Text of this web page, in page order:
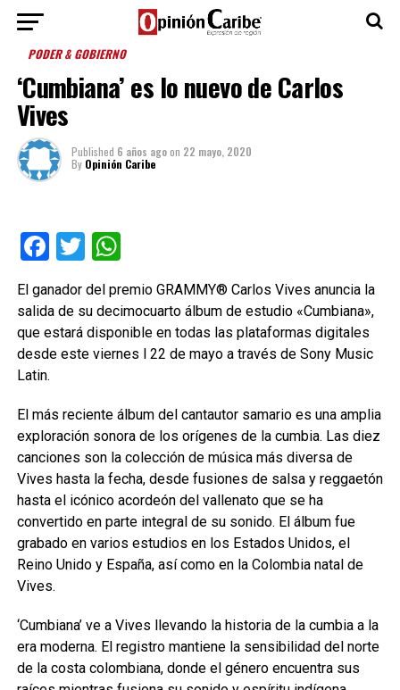
PODER & GOBIERNO
‘Cumbiana’ es lo nuevo de Carlos
Vives
Published 6 años agoon 22 mayo, 2020
By Opinión Caribe
Facebook
TwitterWhatsApp
El ganador del premio GRAMMY® Carlos Vives anuncia la
salida de su decimocuarto álbum de estudio «Cumbiana»,
que estará disponible en todas las plataformas digitales
desde este viernes l 22 de mayo a través de Sony Music
Latin.
El más reciente álbum del cantautor samario es una amplia
exploración sonora de los orígenes de la cumbia. Las diez
canciones son la colección de música más diversa de
Vives hasta la fecha, desde fusiones de salsa y reggaetón
hasta el icónico acordeón del vallenato que se ha
convertido en parte integral de su sonido. El álbum fue
grabado en varios estudios en los Estados Unidos, el
Reino Unido y España, así como en la Colombia natal de
Vives.
‘Cumbiana’ ve a Vives llevando la historia de la cumbia a la
era moderna. El registro mantiene la sensibilidad del norte
de la costa colombiana, donde el género encuentra sus